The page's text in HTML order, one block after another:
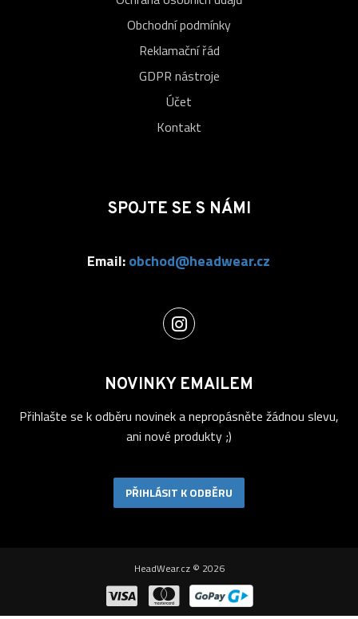
Obchodní podmínky
Reklamační řád
GDPR nástroje
Účet
Kontakt
SPOJTE SE S NÁMI
Email:obchod@headwear.cz
NOVINKY EMAILEM
Přihlašte se k odběru novinek a nepropásněte žádnou slevu,
ani nové produkty ;)
PŘIHLÁSIT K ODBĚRU
HeadWear.cz © 2026